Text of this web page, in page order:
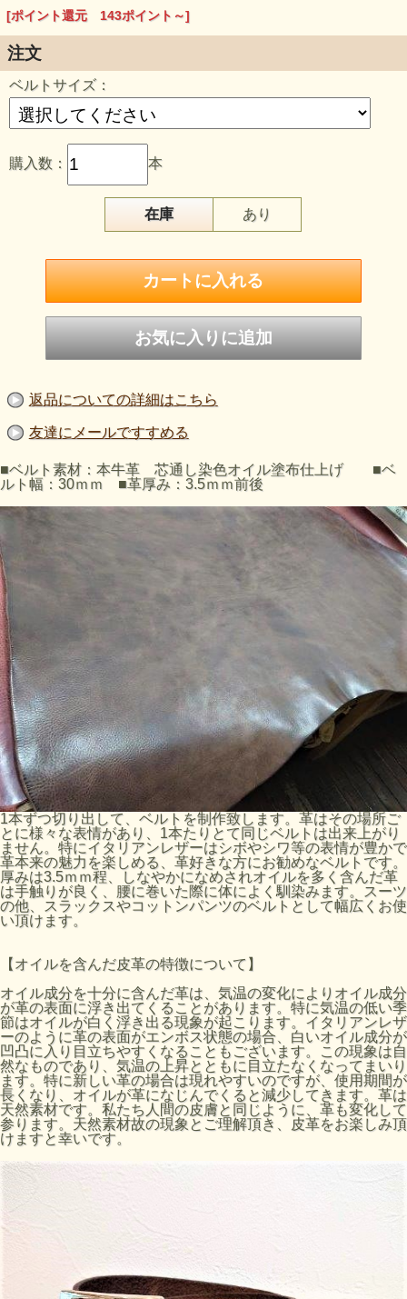
革製品の本場、イタリアで丁寧になめされた革は驚くほど軟
かくしなやか。 深みのあるブラウンカラーにオイルレザー
ならではの光沢感が合わさり、高級感あふれる仕上がりとな
りました。お使い頂くごとに革に浸透したオイル成分が馴染
み、更に味わい深い表情を見せてくれることと思います。
イタリアンレザーの特徴であるシボやシワの表情は、ワンラ
ンク上のおしゃれを楽しみたい方にお勧めしたいベルトで
す。シンプルなベルトはビジネスからカジュアルまで幅広く
お使い頂けます。
[ポイント還元 143ポイント～]
注文
ベルトサイズ：
購入数： 本
在庫 あり
返品についての詳細はこちら
友達にメールですすめる
■ベルト素材：本牛革 芯通し染色オイル塗布仕上げ ■ベ
ルト幅：30ｍｍ ■革厚み：3.5ｍｍ前後
1本ずつ切り出して、ベルトを制作致します。革はその場所ご
とに様々な表情があり、1本たりとて同じベルトは出来上がり
ません。特にイタリアンレザーはシボやシワ等の表情が豊かで
革本来の魅力を楽しめる、革好きな方にお勧めなベルトです。
厚みは3.5ｍｍ程、しなやかになめされオイルを多く含んだ革
は手触りが良く、腰に巻いた際に体によく馴染みます。スーツ
の他、スラックスやコットンパンツのベルトとして幅広くお使
い頂けます。
【オイルを含んだ皮革の特徴について】
オイル成分を十分に含んだ革は、気温の変化によりオイル成分
が革の表面に浮き出てくることがあります。特に気温の低い季
節はオイルが白く浮き出る現象が起こります。イタリアンレザ
ーのように革の表面がエンボス状態の場合、白いオイル成分が
凹凸に入り目立ちやすくなることもございます。この現象は自
然なものであり、気温の上昇とともに目立たなくなってまいり
ます。特に新しい革の場合は現れやすいのですが、使用期間が
長くなり、オイルが革になじんでくると減少してきます。革は
天然素材です。私たち人間の皮膚と同じように、革も変化して
参ります。天然素材故の現象とご理解頂き、皮革をお楽しみ頂
けますと幸いです。